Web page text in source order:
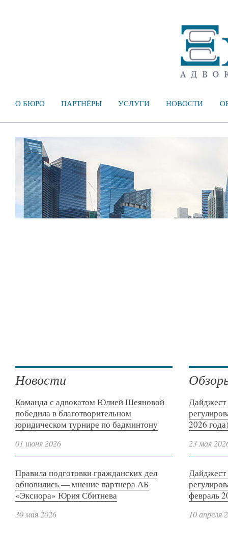
О БЮРО ПАРТНЁРЫ УСЛУГИ НОВОСТИ
Новости
Команда с адвокатом Юлией Шеяновой
победила в благотворительном
юридическом турнире по бадминтону
01 июня 2026
Правила подготовки гражданских дел
обновились — мнение партнера АБ
«Эксиора» Юрия Сбитнева
30 мая 2026
Дайджест
2026
23 мая
Дайджест
февраль
10 апреля